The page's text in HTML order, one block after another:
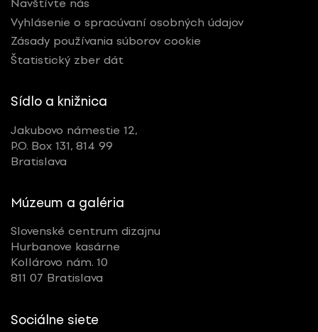
Navštívte nás
Vyhlásenie o spracúvaní osobných údajov
Zásady používania súborov cookie
Štatistický zber dát
Sídlo a knižnica
Jakubovo námestie 12,
P.O. Box 131, 814 99
Bratislava
Múzeum a galéria
Slovenské centrum dizajnu
Hurbanove kasárne
Kollárovo nám. 10
811 07 Bratislava
Sociálne siete